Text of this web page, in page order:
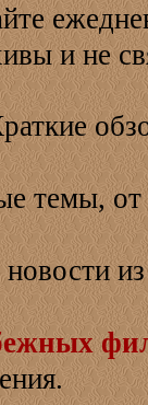
и не
темы,
новости